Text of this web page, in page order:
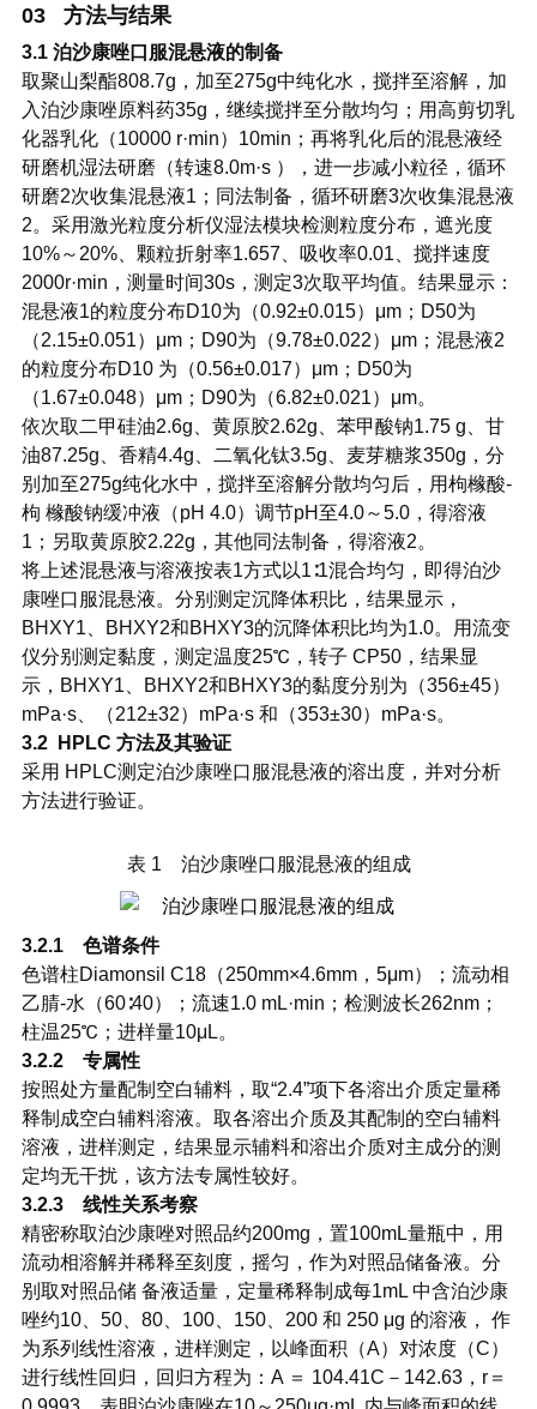
03 方法与结果
3.1 泊沙康唑口服混悬液的制备
取聚山梨酯808.7g，加至275g中纯化水，搅拌至溶解，加
入泊沙康唑原料药35g，继续搅拌至分散均匀；用高剪切乳
化器乳化（10000 r·min）10min；再将乳化后的混悬液经
研磨机湿法研磨（转速8.0m·s ），进一步减小粒径，循环
研磨2次收集混悬液1；同法制备，循环研磨3次收集混悬液
2。采用激光粒度分析仪湿法模块检测粒度分布，遮光度
10%～20%、颗粒折射率1.657、吸收率0.01、搅拌速度
2000r·min，测量时间30s，测定3次取平均值。结果显示：
混悬液1的粒度分布D10为（0.92±0.015）μm；D50为
（2.15±0.051）μm；D90为（9.78±0.022）μm；混悬液2
的粒度分布D10 为（0.56±0.017）μm；D50为
（1.67±0.048）μm；D90为（6.82±0.021）μm。
依次取二甲硅油2.6g、黄原胶2.62g、苯甲酸钠1.75 g、甘
油87.25g、香精4.4g、二氧化钛3.5g、麦芽糖浆350g，分
别加至275g纯化水中，搅拌至溶解分散均匀后，用枸橼酸-
枸 橼酸钠缓冲液（pH 4.0）调节pH至4.0～5.0，得溶液
1；另取黄原胶2.22g，其他同法制备，得溶液2。
将上述混悬液与溶液按表1方式以1∶1混合均匀，即得泊沙
康唑口服混悬液。分别测定沉降体积比，结果显示，
BHXY1、BHXY2和BHXY3的沉降体积比均为1.0。用流变
仪分别测定黏度，测定温度25℃，转子 CP50，结果显
示，BHXY1、BHXY2和BHXY3的黏度分别为（356±45）
mPa·s、（212±32）mPa·s 和（353±30）mPa·s。
3.2 HPLC 方法及其验证
采用 HPLC测定泊沙康唑口服混悬液的溶出度，并对分析
方法进行验证。
表 1 泊沙康唑口服混悬液的组成
3.2.1 色谱条件
色谱柱Diamonsil C18（250mm×4.6mm，5μm）；流动相
乙腈-水（60∶40）；流速1.0 mL·min；检测波长262nm；
柱温25℃；进样量10μL。
3.2.2 专属性
按照处方量配制空白辅料，取“2.4”项下各溶出介质定量稀
释制成空白辅料溶液。取各溶出介质及其配制的空白辅料
溶液，进样测定，结果显示辅料和溶出介质对主成分的测
定均无干扰，该方法专属性较好。
3.2.3 线性关系考察
精密称取泊沙康唑对照品约200mg，置100mL量瓶中，用
流动相溶解并稀释至刻度，摇匀，作为对照品储备液。分
别取对照品储 备液适量，定量稀释制成每1mL 中含泊沙康
唑约10、50、80、100、150、200 和 250 μg 的溶液， 作
为系列线性溶液，进样测定，以峰面积（A）对浓度（C）
进行线性回归，回归方程为：A ＝ 104.41C－142.63，r＝